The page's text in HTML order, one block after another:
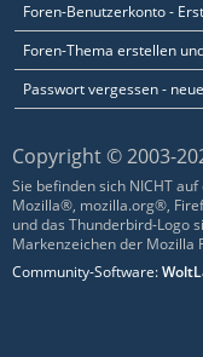
Foren-Benutzerkonto -
Foren-Thema erstellen
Passwort vergessen -
Copyright © 2003-
Sie befinden sich NICHT
Mozilla®, mozilla.org®,
und das Thunderbird-Logo
Markenzeichen der Mozilla
Community-Software: